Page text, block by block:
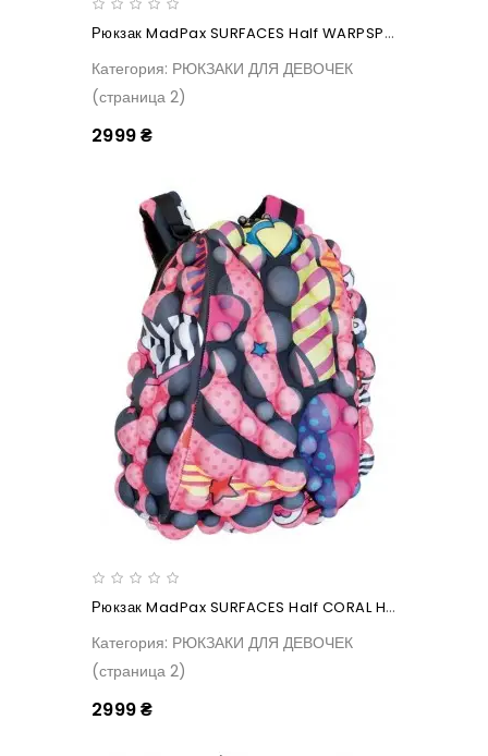
Рюкзак MadPax SURFACES Half WARPSPEED
Категория: РЮКЗАКИ ДЛЯ ДЕВОЧЕК
(страница 2)
2999 ₴
Рюкзак MadPax SURFACES Half CORAL HEARTS
Категория: РЮКЗАКИ ДЛЯ ДЕВОЧЕК
(страница 2)
2999 ₴